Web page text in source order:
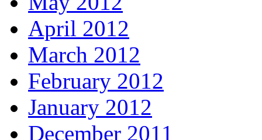
April 2012
March 2012
February 2012
January 2012
December 2011